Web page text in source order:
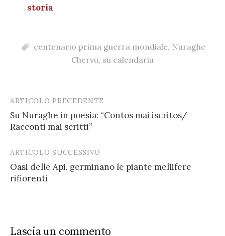
storia
centenario prima guerra mondiale, Nuraghe
Chervu, su calendariu
Post
navigation
ARTICOLO PRECEDENTE
Su Nuraghe in poesia: “Contos mai iscritos/
Racconti mai scritti”
ARTICOLO SUCCESSIVO
Oasi delle Api, germinano le piante mellifere
rifiorenti
Lascia un commento